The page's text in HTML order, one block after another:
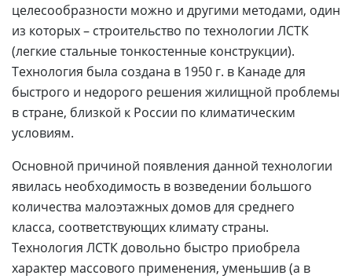
целесообразности можно и другими методами, один
из которых – строительство по технологии ЛСТК
(легкие стальные тонкостенные конструкции).
Технология была создана в 1950 г. в Канаде для
быстрого и недорого решения жилищной проблемы
в стране, близкой к России по климатическим
условиям.
Основной причиной появления данной технологии
явилась необходимость в возведении большого
количества малоэтажных домов для среднего
класса, соответствующих климату страны.
Технология ЛСТК довольно быстро приобрела
характер массового применения, уменьшив (а в